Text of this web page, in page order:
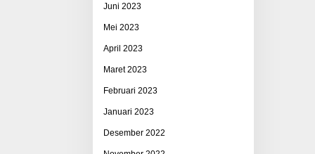
Juni 2023
Mei 2023
April 2023
Maret 2023
Februari 2023
Januari 2023
Desember 2022